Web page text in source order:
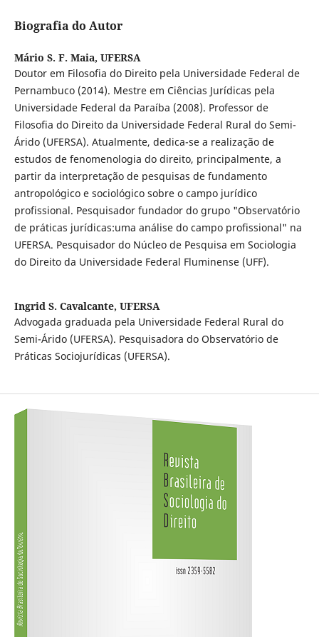
Biografia do Autor
Mário S. F. Maia, UFERSA
Doutor em Filosofia do Direito pela Universidade Federal de
Pernambuco (2014). Mestre em Ciências Jurídicas pela
Universidade Federal da Paraíba (2008). Professor de
Filosofia do Direito da Universidade Federal Rural do Semi-
Árido (UFERSA). Atualmente, dedica-se a realização de
estudos de fenomenologia do direito, principalmente, a
partir da interpretação de pesquisas de fundamento
antropológico e sociológico sobre o campo jurídico
profissional. Pesquisador fundador do grupo "Observatório
de práticas jurídicas:uma análise do campo profissional" na
UFERSA. Pesquisador do Núcleo de Pesquisa em Sociologia
do Direito da Universidade Federal Fluminense (UFF).
Ingrid S. Cavalcante, UFERSA
Advogada graduada pela Universidade Federal Rural do
Semi-Árido (UFERSA). Pesquisadora do Observatório de
Práticas Sociojurídicas (UFERSA).